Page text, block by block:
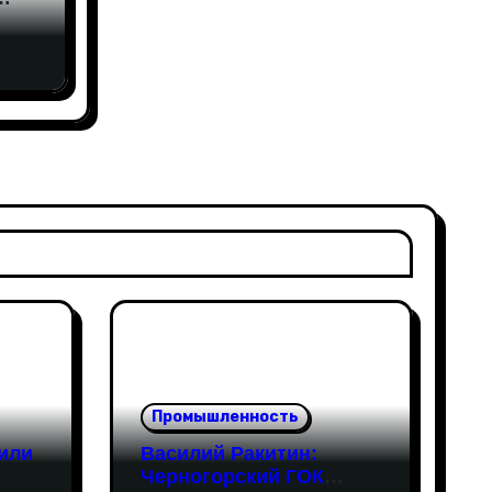
Промышленность
Василий Ракитин:
Черногорский ГОК